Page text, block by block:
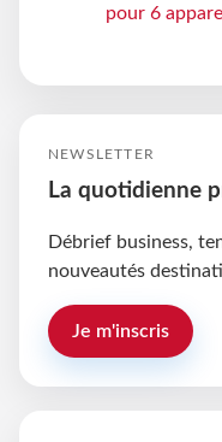
pour 6
NEWSLETTER
La quotidienne
Débrief business,
nouveautés
Je m'inscris